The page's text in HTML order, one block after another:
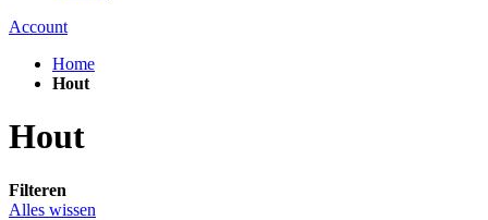
Account
Home
Hout
Hout
Filteren
Alles wissen